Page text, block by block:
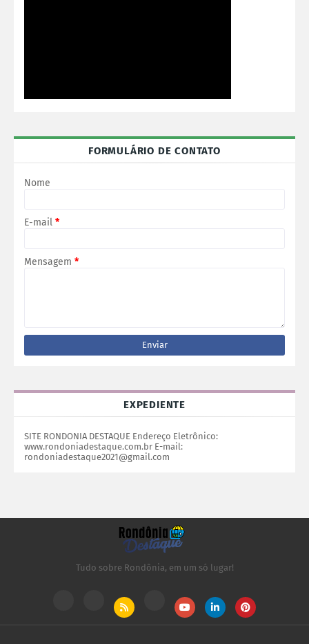
FORMULÁRIO DE CONTATO
Nome
E-mail *
Mensagem *
EXPEDIENTE
SITE RONDONIA DESTAQUE Endereço Eletrônico:
www.rondoniadestaque.com.br E-mail:
rondoniadestaque2021@gmail.com
Tudo sobre Rondônia, em um só lugar!